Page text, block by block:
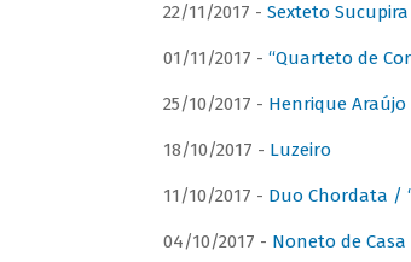
22/11/2017 - Sexteto
01/11/2017 - “Quarteto de
25/10/2017 - Henrique Araújo
18/10/2017 - Luzeiro
11/10/2017 - Duo Chordata /
04/10/2017 - Noneto de